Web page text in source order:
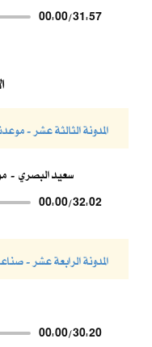
00:00/31:57
المدونة الثالثة عشر -
سعيد البصري
00:00/32:02
المدونة الرابعة عشر -
00:00/30:20